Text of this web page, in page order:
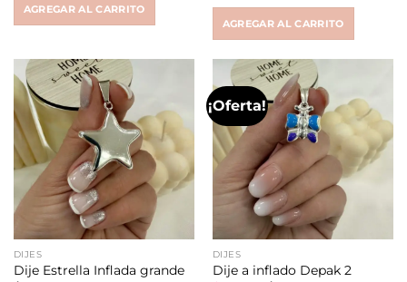
$ 16.519.$ 6.900.
AGREGAR AL CARRITO
AGREGAR AL CARRITO
DIJES
Dije Estrella Inflada grande
¡Oferta!
DIJES
Dije a inflado Depak 2